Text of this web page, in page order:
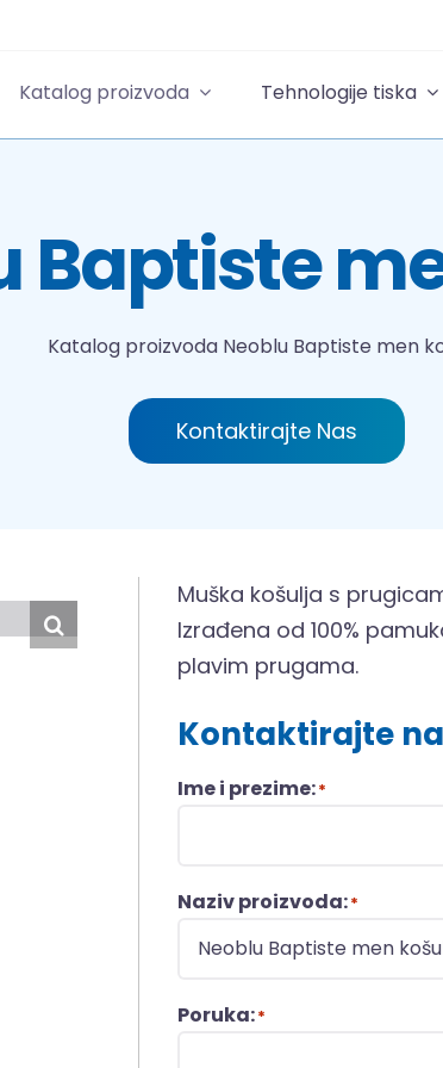
Katalog proizvoda Tehnologije tiska
Baptiste
Katalog proizvoda Neoblu Baptiste men
Kontaktirajte Nas
Muška košulja s
Izrađena od 100%
plavim prugama.
Kontaktirajte
Ime i prezime:*
Naziv proizvoda:*
Poruka:*